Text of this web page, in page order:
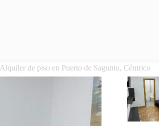
Alquiler de piso en Puerto de Sagunto, Céntrico